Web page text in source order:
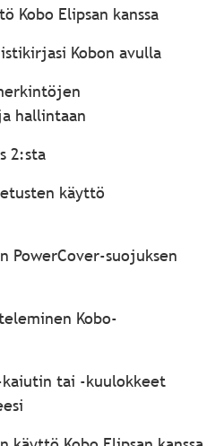
Kobo Elipsan kanssa
Kobon avulla
hallintaan
2:sta
käyttö
PowerCover-suojuksen
Kobo-
tai -kuulokkeet